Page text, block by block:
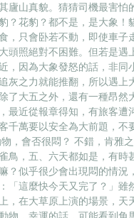
廬山真貌。猜猜司機最害怕
？花豹？都不是，是大象！
，只會卧若不動，即使車子
頭照絕對不困難。但若是遇
，因為大象發怒的話，非同
灰之力就能推翻，所以遇上
了大五之外，還有一種昂然
最近從報章得知，有旅客遭
千萬要以安全為大前題，不
，會否很悶？ 不錯，肯雅
鳥，五、六天都如是，有時
？似乎很少會出現悶的情況
「這麼快今天又完了？」雖
，在大草原上演的場景，天